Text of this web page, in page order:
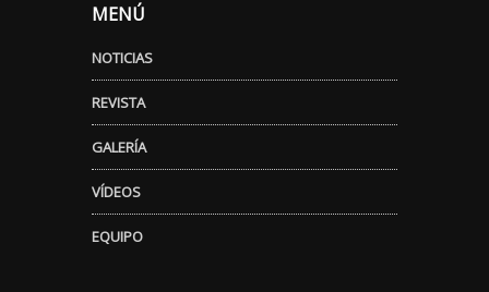
MENÚ
NOTICIAS
REVISTA
GALERÍA
VÍDEOS
EQUIPO